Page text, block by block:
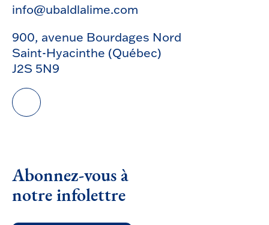
info@ubaldlalime.com
900, avenue Bourdages Nord
Saint-Hyacinthe (Québec)
J2S 5N9
Abonnez-vous à
notre infolettre